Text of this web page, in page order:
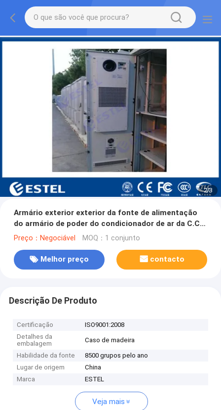
2/3
Armário exterior exterior da fonte de alimentação
do armário de poder do condicionador de ar da C.C.
com a bateria de três camadas
Preço：Negociável MOQ：1 conjunto
Melhor preço contacto
Descrição De Produto
Certificação
ISO9001:2008
Detalhes da
embalagem
Caso de madeira
Habilidade da fonte
8500 grupos pelo ano
Lugar de origem
China
Marca
ESTEL
Veja mais